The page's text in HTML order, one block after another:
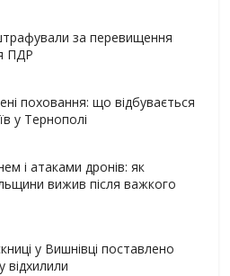
за перевищення
ПДР
поховання: що відбувається
у Тернополі
і атаками дронів: як
вижив після важкого
у Вишнівці поставлено
відхилили